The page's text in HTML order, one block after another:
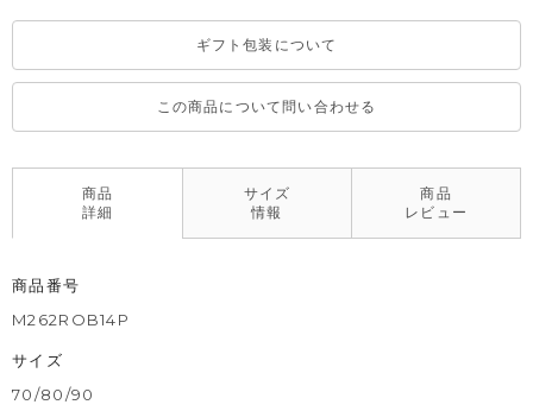
整えてください。
ギフト包装について
この商品について問い合わせる
商品
詳細
サイズ
情報
商品
レビュー
商品番号
M262ROB14P
サイズ
70/80/90